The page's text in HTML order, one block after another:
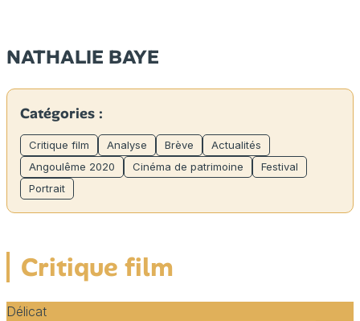
NATHALIE BAYE
Catégories :
Critique film Analyse Brève
Actualités
Angoulême 2020
Cinéma de patrimoine
Festival
Portrait
Critique film
Délicat